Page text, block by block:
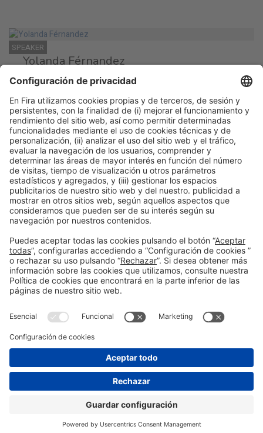
SPEAKER
Yolanda Férnandez
Jefa de la Unidad de Hostelería
Hospital Univ. Germans Trías i Pujol
Información general
Aviso legal
Política de privacidad
Política de cookies
#ALIMENTARIA2028
en las redes sociales
© 2026 Fira de Barcelona